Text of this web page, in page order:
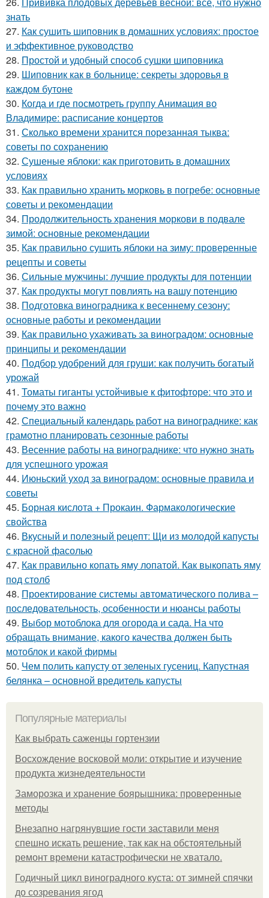
знать
27. Как сушить шиповник в домашних условиях: простое
и эффективное руководство
28. Простой и удобный способ сушки шиповника
29. Шиповник как в больнице: секреты здоровья в
каждом бутоне
30. Когда и где посмотреть группу Анимация во
Владимире: расписание концертов
31. Сколько времени хранится порезанная тыква:
советы по сохранению
32. Сушеные яблоки: как приготовить в домашних
условиях
33. Как правильно хранить морковь в погребе: основные
советы и рекомендации
34. Продолжительность хранения моркови в подвале
зимой: основные рекомендации
35. Как правильно сушить яблоки на зиму: проверенные
рецепты и советы
36. Сильные мужчины: лучшие продукты для потенции
37. Как продукты могут повлиять на вашу потенцию
38. Подготовка виноградника к весеннему сезону:
основные работы и рекомендации
39. Как правильно ухаживать за виноградом: основные
принципы и рекомендации
40. Подбор удобрений для груши: как получить богатый
урожай
41. Томаты гиганты устойчивые к фитофторе: что это и
почему это важно
42. Специальный календарь работ на винограднике: как
грамотно планировать сезонные работы
43. Весенние работы на винограднике: что нужно знать
для успешного урожая
44. Июньский уход за виноградом: основные правила и
советы
45. Борная кислота + Прокаин. Фармакологические
свойства
46. Вкусный и полезный рецепт: Щи из молодой капусты
с красной фасолью
47. Как правильно копать яму лопатой. Как выкопать яму
под столб
48. Проектирование системы автоматического полива –
последовательность, особенности и нюансы работы
49. Выбор мотоблока для огорода и сада. На что
обращать внимание, какого качества должен быть
мотоблок и какой фирмы
50. Чем полить капусту от зеленых гусениц. Капустная
белянка – основной вредитель капусты
Популярные материалы
Как выбрать саженцы гортензии
Восхождение восковой моли: открытие и изучение
продукта жизнедеятельности
Заморозка и хранение боярышника: проверенные
методы
Внезапно нагрянувшие гости заставили меня
спешно искать решение, так как на обстоятельный
ремонт времени катастрофически не хватало.
Годичный цикл виноградного куста: от зимней спячки
до созревания ягод